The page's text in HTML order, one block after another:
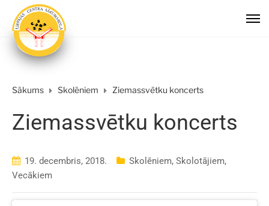
Sākums Skolēniem Ziemassvētku koncerts
Ziemassvētku koncerts
19. decembris, 2018. Skolēniem, Skolotājiem,
Vecākiem